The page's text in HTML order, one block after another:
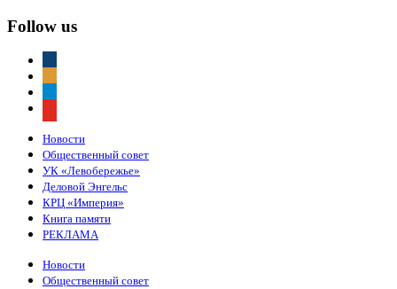
Follow us
Новости
Общественный совет
УК «Левобережье»
Деловой Энгельс
КРЦ «Империя»
Книга памяти
РЕКЛАМА
Новости
Общественный совет